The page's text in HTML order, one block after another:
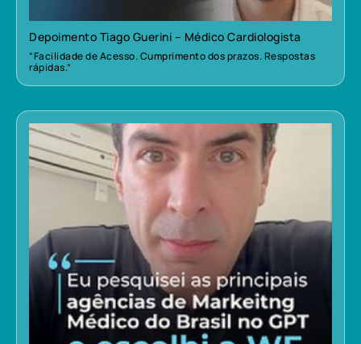
Depoimento Tiago Guerini – Médico Cardiologista
“Facilidade de Acesso. Cumprimento dos prazos. Respostas
rápidas.”